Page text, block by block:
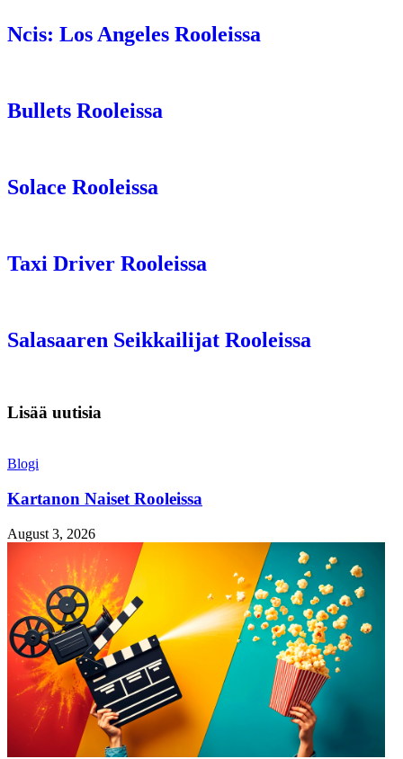
Ncis: Los Angeles Rooleissa
Bullets Rooleissa
Solace Rooleissa
Taxi Driver Rooleissa
Salasaaren Seikkailijat Rooleissa
Lisää uutisia
Blogi
Kartanon Naiset Rooleissa
August 3, 2026